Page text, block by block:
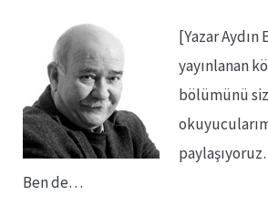
[Yazar Aydın
yayınlanan
bölümünü siz
Ben de…